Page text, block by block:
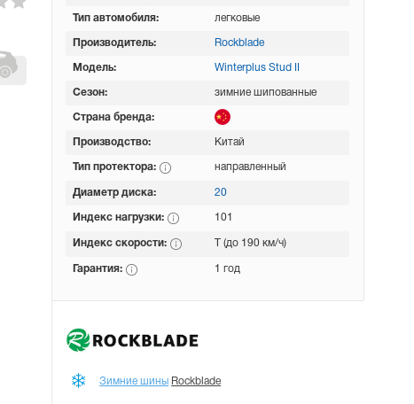
Тип автомобиля: легковые
Производитель: Rockblade
Модель: Winterplus Stud II
Сезон: зимние шипованные
Страна бренда:
Производство: Китай
Тип протектора: направленный
Диаметр диска: 20
Индекс нагрузки: 101
Индекс скорости: T (до 190 км/ч)
Гарантия: 1 год
Зимние шины Rockblade